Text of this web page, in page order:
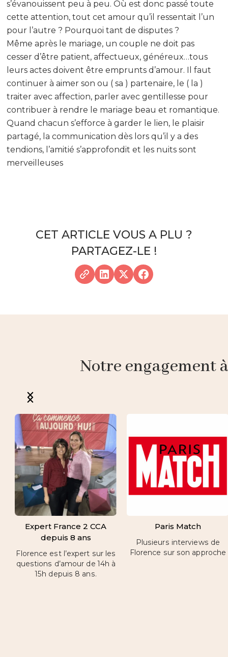
s’évanouissent peu à peu. Où est donc passé toute
cette attention, tout cet amour qu’il ressentait l’un
pour l’autre ? Pourquoi tant de disputes ?
Même après le mariage, un couple ne doit pas
cesser d’être patient, affectueux, généreux…tous
leurs actes doivent être emprunts d’amour. Il faut
continuer à aimer son ou ( sa ) partenaire, le ( la )
traiter avec affection, parler avec gentillesse pour
contribuer à rendre le mariage beau et romantique.
Quand chacun s’efforce à garder le lien, le plaisir
partagé, la communication dès lors qu’il y a des
tendions, l’amitié s’approfondit et les nuits sont
merveilleuses
CET ARTICLE VOUS A PLU ?
PARTAGEZ-LE !
Notre engagement
Expert France 2 CCA
depuis 8 ans
Florence est l’expert sur les
questions d’amour de 14h à
15h depuis 8 ans.
Paris Match
Plusieurs interviews de
Florence sur son approche